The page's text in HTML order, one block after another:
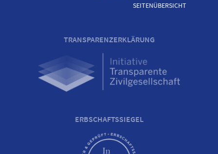
SEITENÜBERSICHT
TRANSPARENZERKLÄRUNG
ERBSCHAFTSSIEGEL